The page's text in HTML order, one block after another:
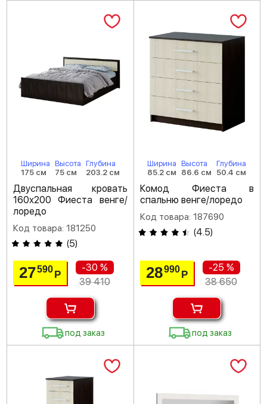
Ширина
175 см
Высота
75 см
Глубина
203.2 см
Двуспальная кровать
160х200 Фиеста венге/
лоредо
Код товара: 181250
(5)
27590Р
-30 %
39 410
под заказ
Ширина
85.2 см
Высота
86.6 см
Глубина
50.4 см
Комод Фиеста в
спальню венге/лоредо
Код товара: 187690
(4.5)
28990 Р
-25 %
38 650
под заказ